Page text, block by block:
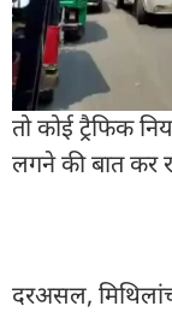
पाने के कारण मौत
सोशल मीडिया
कमेंट्स कर रहे हैं.
तो कोई ट्रैफिक
लगने की बात कर
दरअसल,